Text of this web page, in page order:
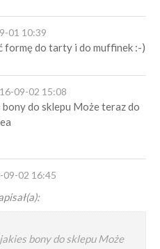
01 10:39
formę do tarty i do muffinek :-)
09-02 15:08
do sklepu Może teraz do
09-02 16:45
bony do sklepu Może